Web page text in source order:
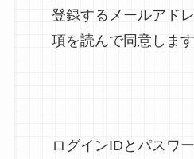
登録するメールアド
項を読んで同意します
ログインIDとパスワ